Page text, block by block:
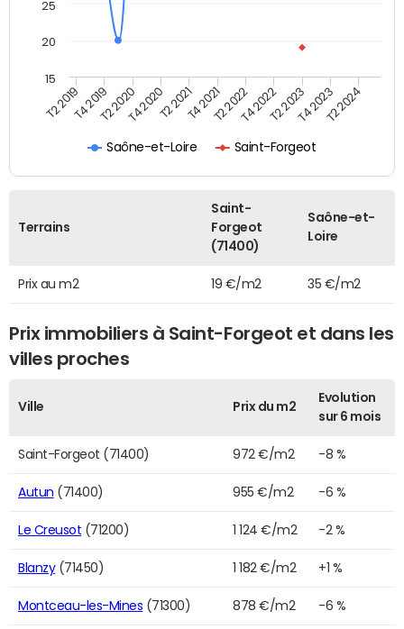
Saône-et-Loire Saint-Forgeot
T2 2019T4 2019T2 2020T4 2020T2 2021T4 2021T2 2022T4 2022T2 2023T4 2023T2 2024
15
20
25
Terrains
Saint-
Forgeot
(71400)
Saône-et-
Loire
Prix au m2 19 €/m2 35 €/m2
Prix immobiliers à Saint-Forgeot et dans les
villes proches
Ville Prix du m2
Evolution
sur 6 mois
Saint-Forgeot (71400) 972 €/m2 -8 %
Autun (71400) 955 €/m2 -6 %
Le Creusot (71200) 1 124 €/m2 -2 %
Blanzy(71450) 1 182 €/m2 +1 %
Montceau-les-Mines (71300) 878 €/m2 -6 %